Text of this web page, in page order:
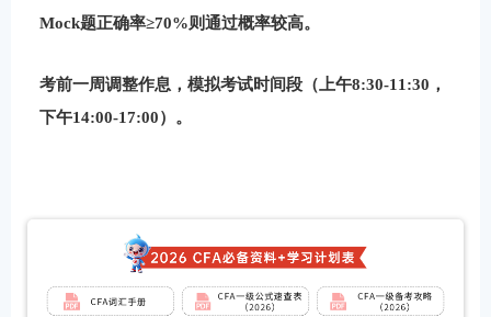
Mock题正确率≥70%则通过概率较高。
考前一周调整作息，模拟考试时间段（上午8:30-11:30，
下午14:00-17:00）。